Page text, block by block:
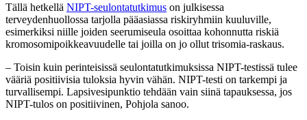
Tällä hetkellä NIPT-seulontatutkimus on julkisessa
terveydenhuollossa tarjolla pääasiassa riskiryhmiin kuuluville,
esimerkiksi niille joiden seerumiseula osoittaa kohonnutta riskiä
kromosomipoikkeavuudelle tai joilla on jo ollut trisomia-raskaus.
– Toisin kuin perinteisissä seulontatutkimuksissa NIPT-testissä tulee
vääriä positiivisia tuloksia hyvin vähän. NIPT-testi on tarkempi ja
turvallisempi. Lapsivesipunktio tehdään vain siinä tapauksessa, jos
NIPT-tulos on positiivinen, Pohjola sanoo.